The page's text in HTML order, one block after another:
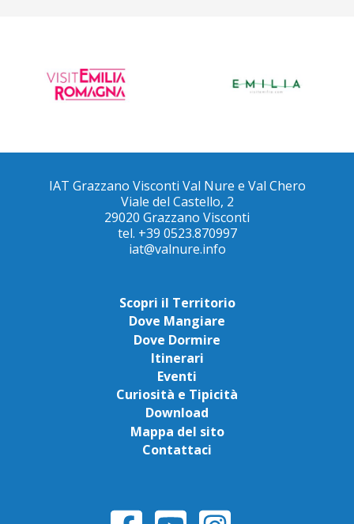
IAT Grazzano Visconti Val Nure e Val Chero
Viale del Castello, 2
29020 Grazzano Visconti
tel. +39 0523.870997
iat@valnure.info
Scopri il Territorio
Dove Mangiare
Dove Dormire
Itinerari
Eventi
Curiosità e Tipicità
Download
Mappa del sito
Contattaci